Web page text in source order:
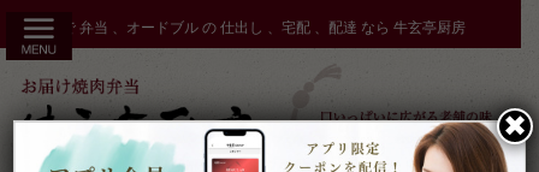
ツ
秋田市 で 弁当 、オードブル の 仕出し 、宅配 、配達 なら 牛玄亭厨房
✖︎